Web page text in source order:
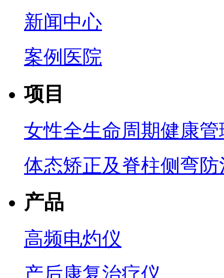
新闻中心
案例医院
项目
女性全生命周期健康管
体态矫正及脊柱侧弯防
产品
高频电灼仪